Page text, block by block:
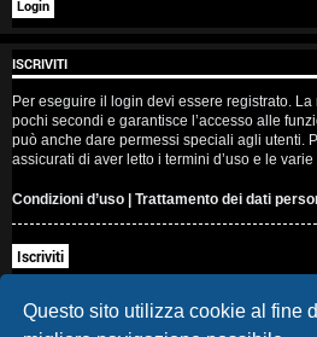
Questo sito utilizza cookie al fine
s
e
n
z
a
r
i
s
ISCRIVITI
Per eseguire il login devi essere registrato.
pochi secondi e garantisce l’accesso alle
può anche dare permessi speciali agli utenti.
assicurati di aver letto i termini d’uso e le varie
Condizioni d’uso | Trattamento dei dati
Iscriviti
Casa DAG